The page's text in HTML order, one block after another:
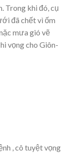
Trong khi đó, cụ
đã chết vì ốm
mưa gió vẽ
vọng cho Giôn-
, cô tuyệt vọng